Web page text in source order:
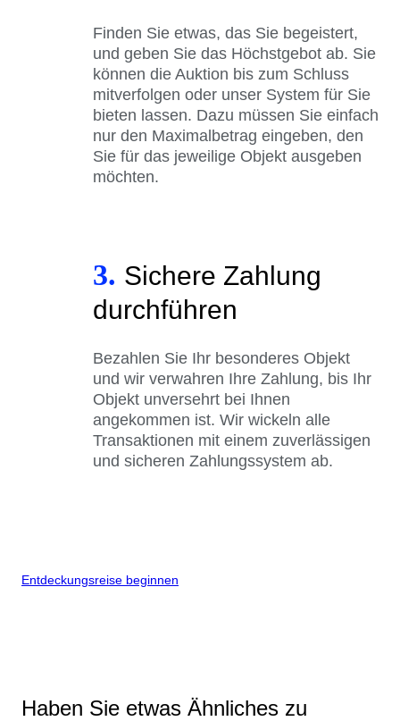
Finden Sie etwas, das Sie begeistert,
und geben Sie das Höchstgebot ab. Sie
können die Auktion bis zum Schluss
mitverfolgen oder unser System für Sie
bieten lassen. Dazu müssen Sie einfach
nur den Maximalbetrag eingeben, den
Sie für das jeweilige Objekt ausgeben
möchten.
3. Sichere Zahlung
durchführen
Bezahlen Sie Ihr besonderes Objekt
und wir verwahren Ihre Zahlung, bis Ihr
Objekt unversehrt bei Ihnen
angekommen ist. Wir wickeln alle
Transaktionen mit einem zuverlässigen
und sicheren Zahlungssystem ab.
Entdeckungsreise beginnen
Haben Sie etwas Ähnliches zu